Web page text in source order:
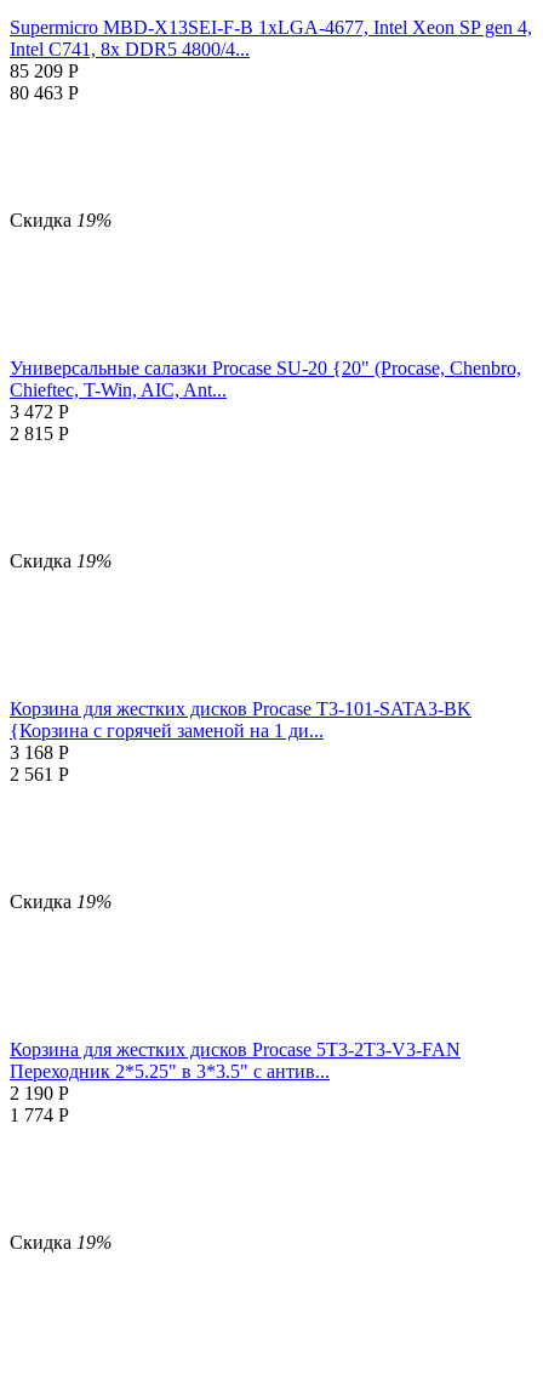
Supermicro MBD-X13SEI-F-B 1xLGA-4677, Intel Xeon SP gen 4,
Intel C741, 8x DDR5 4800/4...
85 209 Р
80 463 Р
Скидка 19%
Универсальные салазки Procase SU-20 {20" (Procase, Chenbro,
Chieftec, T-Win, AIC, Ant...
3 472 Р
2 815 Р
Скидка 19%
Корзина для жестких дисков Procase T3-101-SATA3-BK
{Корзина с горячей заменой на 1 ди...
3 168 Р
2 561 Р
Скидка 19%
Корзина для жестких дисков Procase 5T3-2T3-V3-FAN
Переходник 2*5.25" в 3*3.5" с антив...
2 190 Р
1 774 Р
Скидка 19%